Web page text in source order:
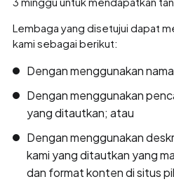
Lembaga yang disetujui dapat
kami sebagai berikut:
Dengan menggunakan
Dengan menggunakan
yang ditautkan; atau
Dengan menggunakan
kami yang ditautkan yang
dan format konten di situs